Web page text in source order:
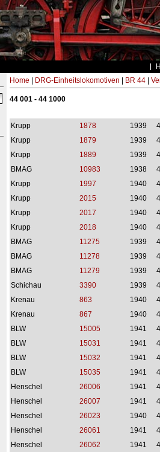
Home DRG-Einheitslokomotiven BR 44|
44 001 - 44 1000
Krupp 1878 1939
Krupp
1879 1939
Krupp
1889 1939
BMAG
10983 1938
Krupp
1997 1940
Krupp
2015 1940
Krupp
2017 1940
Krupp
2018 1940
BMAG
11275 1939
BMAG
11278 1939
BMAG
11279 1939
Schichau
3390 1939
Krenau
863 1940
Krenau
867 1940
BLW
15005 1941
BLW
15031 1941
BLW
15032 1941
BLW
15035 1941
Henschel
26006 1941
Henschel
26007 1941
Henschel
26023 1940
Henschel
26061 1941
Henschel
26062 1941